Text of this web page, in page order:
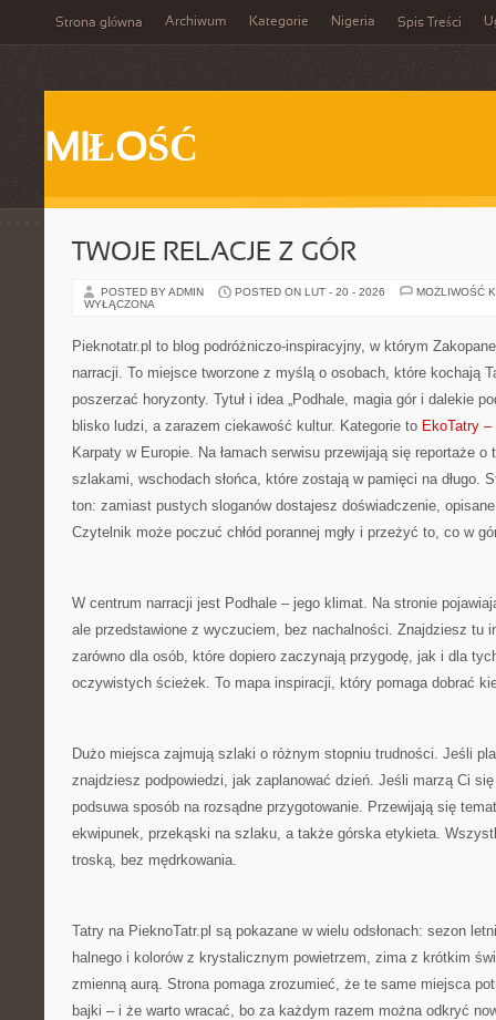
Strona główna Archiwum Kategorie Nigeria Spis Treści
MIŁOŚĆ
TWOJE RELACJE Z GÓR
POSTED BY ADMIN POSTED ON LUT - 20 - 2026
MOŻLIWOŚĆ
WYŁĄCZONA
Pieknotatr.pl to blog podróżniczo-inspiracyjny, w którym
narracji. To miejsce tworzone z myślą o osobach, które kochają
poszerzać horyzonty. Tytuł i idea „Podhale, magia gór i dalekie
blisko ludzi, a zarazem ciekawość kultur. Kategorie to EkoTatry
Karpaty w Europie. Na łamach serwisu przewijają się reportaże
szlakami, wschodach słońca, które zostają w pamięci na długo.
ton: zamiast pustych sloganów dostajesz doświadczenie,
Czytelnik może poczuć chłód porannej mgły i przeżyć to, co w
W centrum narracji jest Podhale – jego klimat. Na stronie
ale przedstawione z wyczuciem, bez nachalności. Znajdziesz tu
zarówno dla osób, które dopiero zaczynają przygodę, jak i dla
oczywistych ścieżek. To mapa inspiracji, który pomaga dobrać
Dużo miejsca zajmują szlaki o różnym stopniu trudności. Jeśli
znajdziesz podpowiedzi, jak zaplanować dzień. Jeśli marzą Ci
podsuwa sposób na rozsądne przygotowanie. Przewijają się
ekwipunek, przekąski na szlaku, a także górska etykieta.
troską, bez mędrkowania.
Tatry na PieknoTatr.pl są pokazane w wielu odsłonach: sezon
halnego i kolorów z krystalicznym powietrzem, zima z krótkim
zmienną aurą. Strona pomaga zrozumieć, że te same miejsca
bajki – i że warto wracać, bo za każdym razem można odkryć